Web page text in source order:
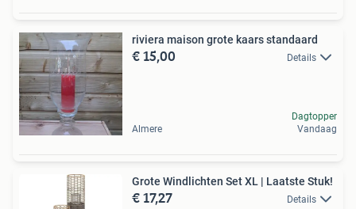
riviera maison grote kaars standaard
€ 15,00 Details
Almere
Dagtopper
Vandaag
Grote Windlichten Set XL | Laatste Stuk!
€ 17,27 Details